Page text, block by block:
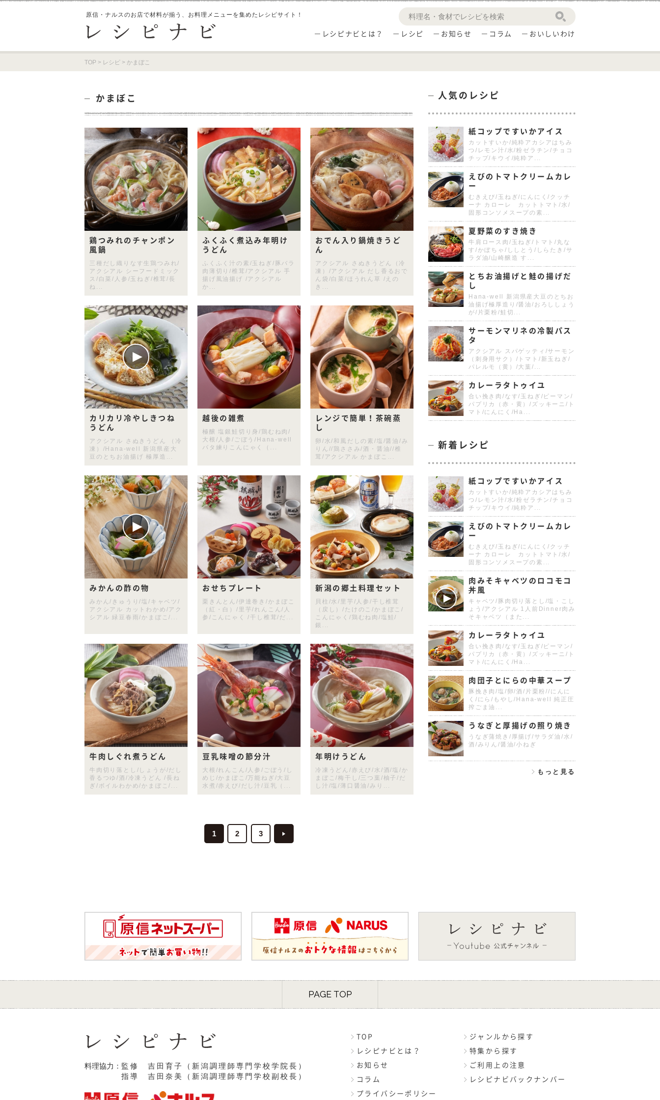
原信・ナルスのお店で材料が揃う、 お料理メニューを集めたレシピサイト！
レシピナビとは？ レシピ お知らせ コラム おいしいわけ
TOP > レシピ > かまぼこ
かまぼこ
鶏つみれのチャンポン
風鍋
三種だし織りなす生鶏つみれ/
アクシアル シーフードミック
ス/白菜/人参/玉ねぎ/椎茸/長
ね...
ふくふく煮込み年明け
うどん
ふくふく汁の素/玉ねぎ/豚バラ
肉薄切り/椎茸/アクシアル 手
揚げ風油揚げ /アクシアル
か...
おでん入り鍋焼きうど
ん
アクシアル さぬきうどん（冷
凍）/アクシアル だし香るおで
ん袋/白菜/ほうれん草 /えの
き...
カリカリ冷やしきつね
うどん
アクシアル さぬきうどん （冷
凍）/Hana-well 新潟県産大
豆のとちお油揚げ 極厚造...
越後の雑煮
極醸 塩銀鮭切り身/鶏むね肉/
大根/人参/ごぼう/Hana-well
バタ練りこんにゃく（...
レンジで簡単！茶碗蒸
し
卵/水/和風だしの素/塩/醤油/み
りん//鶏ささみ/酒・醤油//椎
茸/アクシアル かまぼこ...
みかんの酢の物
みかん/きゅうり/塩/キャベツ/
アクシアル カットわかめ/アク
シアル 緑豆春雨/かまぼこ/...
おせちプレート
栗きんとん/伊達巻き/かまぼこ
（紅・白）/里芋/れんこん/人
参/こんにゃく /干し椎茸/だ...
新潟の郷土料理セット
貝柱/水/里芋/人参/干し椎茸
（戻し）/たけのこ/かまぼこ/
こんにゃく/鶏むね肉/塩鮭/
銀...
牛肉しぐれ煮うどん
牛肉切り落とし/しょうが/だし
香るつゆ/酒/冷凍うどん /長ね
ぎ/ボイルわかめ/かまぼこ/...
豆乳味噌の節分汁
大根/れんこん/人参/ごぼう/し
めじ/かまぼこ/万能ねぎ/大豆
水煮/赤えび/だし汁/豆乳（...
年明けうどん
冷凍うどん/赤えび/水/酒/塩/か
まぼこ/梅干し/三つ葉/柚子/だ
し汁/塩/薄口醤油/みり...
1 2 3
人気のレシピ
紙コップですいかアイス
カットすいか/純粋アカシアはちみ
つ/レモン汁/水/粉ゼラチン/チョコ
チップ/キウイ/純粋ア...
えびのトマトクリームカレ
ー
むきえび/玉ねぎ/にんにく/クッチ
ーナ カローレ カットトマト/水/
固形コンソメスープの素...
夏野菜のすき焼き
牛肩ロース肉/玉ねぎ/トマト/丸な
す/かぼちゃ/ししとう/しらたき/サ
ラダ油/山崎醸造 す...
とちお油揚げと鮭の揚げだ
し
Hana-well 新潟県産大豆のとちお
油揚げ極厚造り/醤油/おろししょう
が/片栗粉/鮭切...
サーモンマリネの冷製パス
タ
アクシアル スパゲッティ/サーモン
（刺身用サク）/トマト/新玉ねぎ/
パレルモ（黄）/大葉/...
カレーラタトゥイユ
合い挽き肉/なす/玉ねぎ/ピーマン/
パプリカ（赤・黄）/ズッキーニ/ト
マト/にんにく/Ha...
新着レシピ
紙コップですいかアイス
カットすいか/純粋アカシアはちみ
つ/レモン汁/水/粉ゼラチン/チョコ
チップ/キウイ/純粋ア...
えびのトマトクリームカレ
ー
むきえび/玉ねぎ/にんにく/クッチ
ーナ カローレ カットトマト/水/
固形コンソメスープの素...
肉みそキャベツのロコモコ
丼風
キャベツ/豚肉切り落とし/塩・こし
ょう/アクシアル 1人前Dinner肉み
そキャベツ（また...
カレーラタトゥイユ
合い挽き肉/なす/玉ねぎ/ピーマン/
パプリカ（赤・黄）/ズッキーニ/ト
マト/にんにく/Ha...
肉団子とにらの中華スープ
豚挽き肉/塩/卵/酒/片栗粉//にんに
く/にら/もやし/Hana-well 純正圧
搾ごま油...
うなぎと厚揚げの照り焼き
うなぎ蒲焼き/厚揚げ/サラダ油/水/
酒/みりん/醤油/小ねぎ
もっと見る
PAGE TOP
料理協力： 監修 吉田育子（新潟調理師専門学校学院長）
指導 吉田奈美（新潟調理師専門学校副校長）
TOP
レシピナビとは？
お知らせ
コラム
プライバシーポリシー
ジャンルから探す
特集から探す
ご利用上の注意
レシピナビバックナンバー